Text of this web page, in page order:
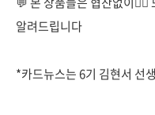
알려드립니다
*카드뉴스는 6기 김현서 선